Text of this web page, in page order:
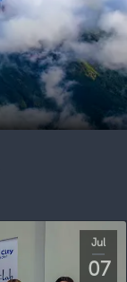
Jul
07